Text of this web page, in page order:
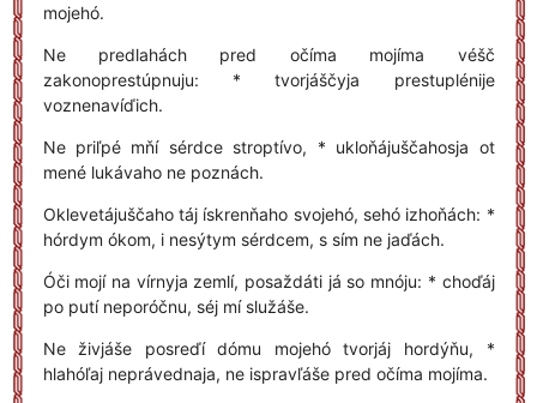
mojehó.
Ne predlahách pred očíma mojíma véšč
zakonoprestúpnuju: * tvorjáščyja prestuplénije
voznenavíďich.
Ne priľpé mňí sérdce stroptívo, * ukloňájuščahosja ot
mené lukávaho ne poznách.
Oklevetájuščaho táj ískrenňaho svojehó, sehó izhoňách: *
hórdym ókom, i nesýtym sérdcem, s sím ne jaďách.
Óči mojí na vírnyja zemlí, posaždáti já so mnóju: * choďáj
po putí neporóčnu, séj mí služáše.
Ne živjáše posreďí dómu mojehó tvorjáj hordýňu, *
hlahóľaj neprávednaja, ne ispravľáše pred očíma mojíma.